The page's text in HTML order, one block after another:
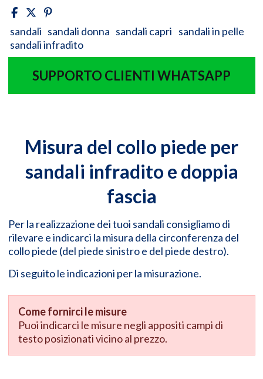
sandali sandali donna sandali capri sandali in pelle
sandali infradito
SUPPORTO CLIENTI WHATSAPP
Misura del collo piede per
sandali infradito e doppia
fascia
Per la realizzazione dei tuoi sandali consigliamo di
rilevare e indicarci la misura della circonferenza del
collo piede (del piede sinistro e del piede destro).
Di seguito le indicazioni per la misurazione.
Come fornirci le misure
Puoi indicarci le misure negli appositi campi di
testo posizionati vicino al prezzo.